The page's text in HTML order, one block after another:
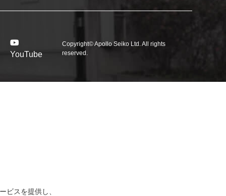
YouTube
Copyright© Apollo Seiko Ltd. All rights
reserved.
ビスを提供し、